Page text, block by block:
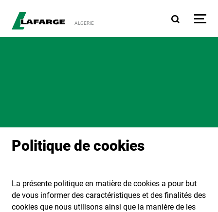
ALGERIE
Politique de cookies
La présente politique en matière de cookies a pour but
de vous informer des caractéristiques et des finalités des
cookies que nous utilisons ainsi que la manière de les